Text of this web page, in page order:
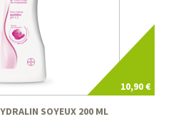
10,90 €
SOYEUX 200 ML